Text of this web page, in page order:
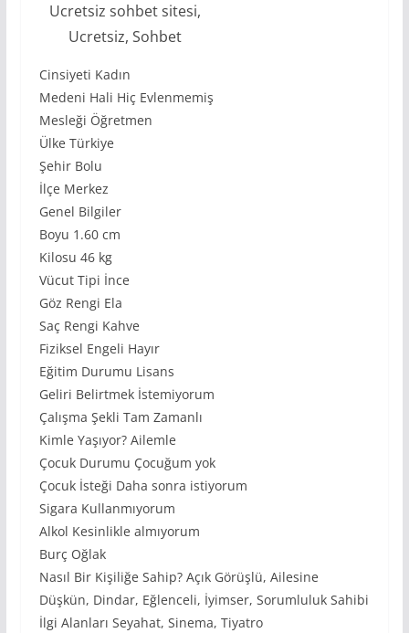
Ucretsiz sohbet sitesi,
Ucretsiz, Sohbet
Cinsiyeti Kadın
Medeni Hali Hiç Evlenmemiş
Mesleği Öğretmen
Ülke Türkiye
Şehir Bolu
İlçe Merkez
Genel Bilgiler
Boyu 1.60 cm
Kilosu 46 kg
Vücut Tipi İnce
Göz Rengi Ela
Saç Rengi Kahve
Fiziksel Engeli Hayır
Eğitim Durumu Lisans
Geliri Belirtmek İstemiyorum
Çalışma Şekli Tam Zamanlı
Kimle Yaşıyor? Ailemle
Çocuk Durumu Çocuğum yok
Çocuk İsteği Daha sonra istiyorum
Sigara Kullanmıyorum
Alkol Kesinlikle almıyorum
Burç Oğlak
Nasıl Bir Kişiliğe Sahip? Açık Görüşlü, Ailesine
Düşkün, Dindar, Eğlenceli, İyimser, Sorumluluk Sahibi
İlgi Alanları Seyahat, Sinema, Tiyatro